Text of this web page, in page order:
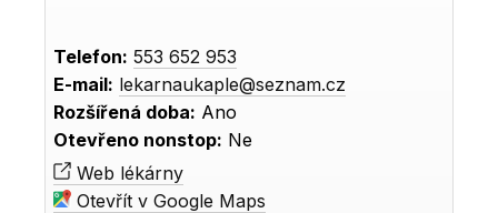
Telefon: 553 652 953
E-mail: lekarnaukaple@seznam.cz
Rozšířená doba: Ano
Otevřeno nonstop: Ne
Web lékárny
Otevřít v Google Maps